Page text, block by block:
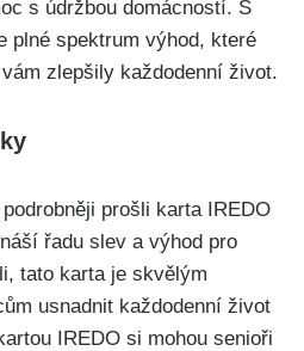
s údržbou domácností. S
plné spektrum výhod, které
zlepšily každodenní život.
prošli karta IREDO
řadu slev a výhod pro
tato karta je skvělým
usnadnit každodenní život
IREDO si mohou senioři